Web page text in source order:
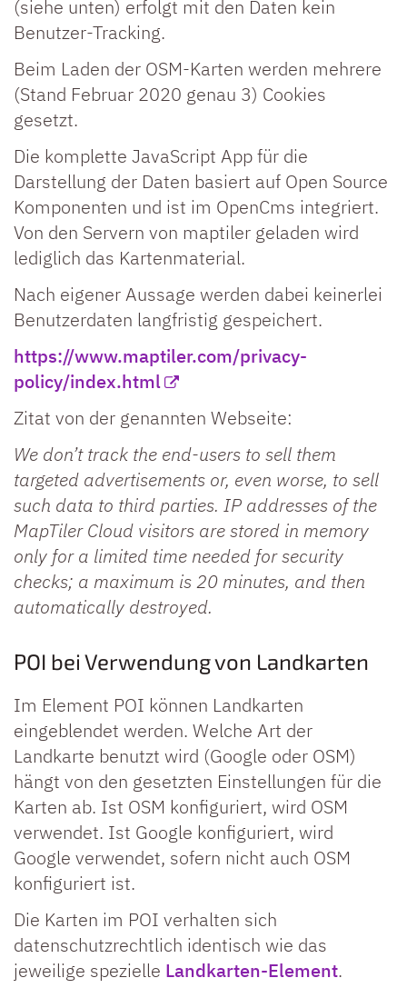
(siehe unten) erfolgt mit den Daten kein
Benutzer-Tracking.
Beim Laden der OSM-Karten werden mehrere
(Stand Februar 2020 genau 3) Cookies
gesetzt.
Die komplette JavaScript App für die
Darstellung der Daten basiert auf Open Source
Komponenten und ist im OpenCms integriert.
Von den Servern von maptiler geladen wird
lediglich das Kartenmaterial.
Nach eigener Aussage werden dabei keinerlei
Benutzerdaten langfristig gespeichert.
https://www.maptiler.com/privacy-
policy/index.html
Zitat von der genannten Webseite:
We don’t track the end-users to sell them
targeted advertisements or, even worse, to sell
such data to third parties. IP addresses of the
MapTiler Cloud visitors are stored in memory
only for a limited time needed for security
checks; a maximum is 20 minutes, and then
automatically destroyed.
POI bei Verwendung von Landkarten
Im Element POI können Landkarten
eingeblendet werden. Welche Art der
Landkarte benutzt wird (Google oder OSM)
hängt von den gesetzten Einstellungen für die
Karten ab. Ist OSM konfiguriert, wird OSM
verwendet. Ist Google konfiguriert, wird
Google verwendet, sofern nicht auch OSM
konfiguriert ist.
Die Karten im POI verhalten sich
datenschutzrechtlich identisch wie das
jeweilige spezielle Landkarten-Element.